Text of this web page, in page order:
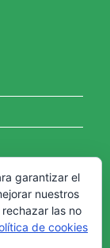
garantizar el
nuestros
las no
de cookies